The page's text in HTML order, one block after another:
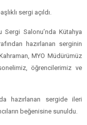
sergi açıldı.
Salonu’nda Kütahya
hazırlanan serginin
MYO Müdürümüz
öğrencilerimiz ve
hazırlanan sergide ileri
beğenisine sunuldu.